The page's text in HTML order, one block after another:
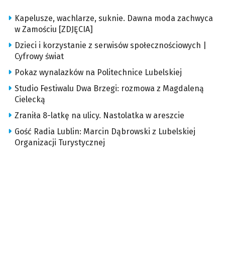
Kapelusze, wachlarze, suknie. Dawna moda zachwyca
w Zamościu [ZDJĘCIA]
Dzieci i korzystanie z serwisów społecznościowych |
Cyfrowy świat
Pokaz wynalazków na Politechnice Lubelskiej
Studio Festiwalu Dwa Brzegi: rozmowa z Magdaleną
Cielecką
Zraniła 8-latkę na ulicy. Nastolatka w areszcie
Gość Radia Lublin: Marcin Dąbrowski z Lubelskiej
Organizacji Turystycznej